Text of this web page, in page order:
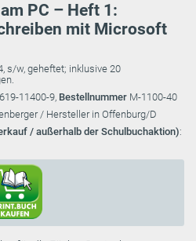
PC – Heft 1:
mit Microsoft
s/w, geheftet; inklusive 20
11400-9, Bestellnummer M-1100-40
/ Hersteller in Offenburg/D
/ außerhalb der Schulbuchaktion):